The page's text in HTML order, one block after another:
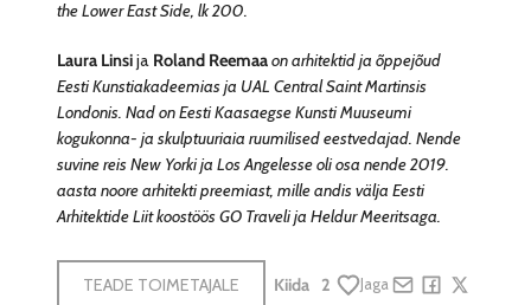
the Lower East Side, lk 200.
Laura Linsija Roland Reemaaon arhitektid ja õppejõud
Eesti Kunstiakadeemias ja UAL Central Saint Martinsis
Londonis. Nad on Eesti Kaasaegse Kunsti Muuseumi
kogukonna- ja skulptuuriaia ruumilised eestvedajad. Nende
suvine reis New Yorki ja Los Angelesse oli osa nende 2019.
aasta noore arhitekti preemiast, mille andis välja Eesti
Arhitektide Liit koostöös GO Traveli ja Heldur Meeritsaga.
TEADE TOIMETAJALE Kiida 2 Jaga